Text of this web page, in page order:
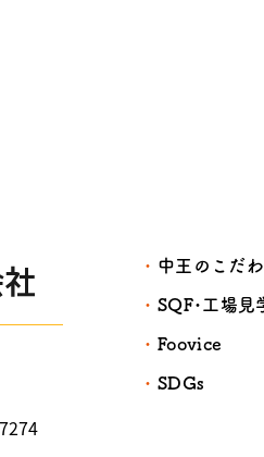
中王のこだわ
SQF･工場見
Foovice
SDGs